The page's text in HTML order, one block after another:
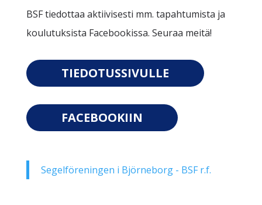
BSF tiedottaa aktiivisesti mm. tapahtumista ja
koulutuksista Facebookissa. Seuraa meitä!
TIEDOTUSSIVULLE
FACEBOOKIIN
Segelföreningen i Björneborg - BSF r.f.